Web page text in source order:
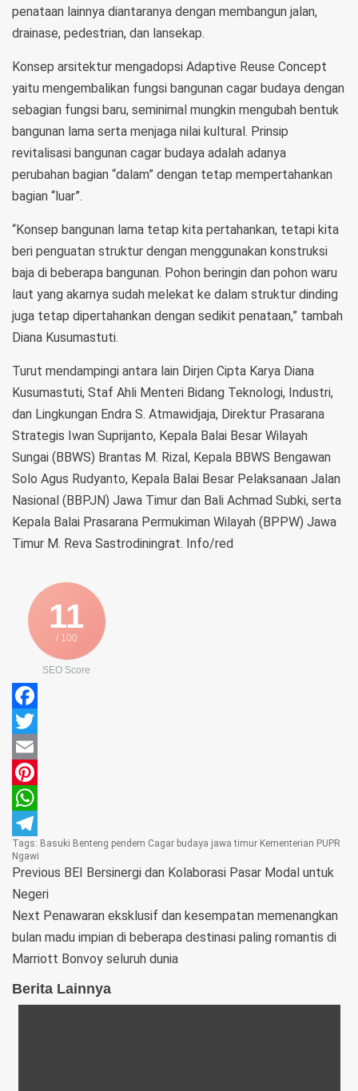
penataan lainnya diantaranya dengan membangun jalan,
drainase, pedestrian, dan lansekap.
Konsep arsitektur mengadopsi Adaptive Reuse Concept
yaitu mengembalikan fungsi bangunan cagar budaya dengan
sebagian fungsi baru, seminimal mungkin mengubah bentuk
bangunan lama serta menjaga nilai kultural. Prinsip
revitalisasi bangunan cagar budaya adalah adanya
perubahan bagian “dalam” dengan tetap mempertahankan
bagian “luar”.
“Konsep bangunan lama tetap kita pertahankan, tetapi kita
beri penguatan struktur dengan menggunakan konstruksi
baja di beberapa bangunan. Pohon beringin dan pohon waru
laut yang akarnya sudah melekat ke dalam struktur dinding
juga tetap dipertahankan dengan sedikit penataan,” tambah
Diana Kusumastuti.
Turut mendampingi antara lain Dirjen Cipta Karya Diana
Kusumastuti, Staf Ahli Menteri Bidang Teknologi, Industri,
dan Lingkungan Endra S. Atmawidjaja, Direktur Prasarana
Strategis Iwan Suprijanto, Kepala Balai Besar Wilayah
Sungai (BBWS) Brantas M. Rizal, Kepala BBWS Bengawan
Solo Agus Rudyanto, Kepala Balai Besar Pelaksanaan Jalan
Nasional (BBPJN) Jawa Timur dan Bali Achmad Subki, serta
Kepala Balai Prasarana Permukiman Wilayah (BPPW) Jawa
Timur M. Reva Sastrodiningrat. Info/red
11
/ 100
SEO Score
Facebook
Twitter
Email
Pinterest
WhatsApp
Telegram
Tags: Basuki Benteng pendem Cagar budaya jawa timur Kementerian PUPR
Ngawi
Previous BEI Bersinergi dan Kolaborasi Pasar Modal untuk
Negeri
Next Penawaran eksklusif dan kesempatan memenangkan
bulan madu impian di beberapa destinasi paling romantis di
Marriott Bonvoy seluruh dunia
Berita Lainnya